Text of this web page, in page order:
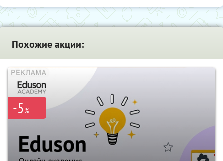
Похожие акции:
-5%